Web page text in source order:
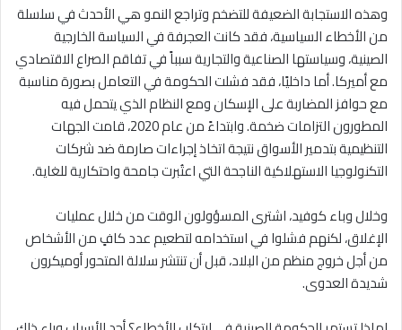
وهذه الاستجابة الضعيفة للتضخم وتراجع النمو هي الأحدث في سلسلة
من الأخطاء السياسية، فقد كانت العجرفة في السياسة الخارجية
الصينية، وسياستها الصناعية والتجارية سبباً في تفاقم الصراع الاقتصادي
مع أميركا. أما داخليًا، فقد فشلت الحكومة في التعامل بصورة مناسبة
مع حوافز المضاربة على الإسكان ومع النظام الذي يتحمل فيه
المطورون التزامات ضخمة. وابتداءً من عام 2020، قامت الجهات
التنظيمية بتدمير الأسواق نتيجة اتخاذ إجراءات صارمة ضد شركات
التكنولوجيا الاستهلاكية الناجحة التي اعتُبرت جامحة واحتكارية للغاية.
وخلال وباء كوفيد، اشترى المسؤولون الوقت من خلال عمليات
الإغلاق، لكنهم فشلوا في استخدامه لتطعيم عدد كافٍ من الأشخاص
من أجل خروج منظم من البلاد، قبل أن تنتشر سلالة المتحور أوميكرون
شديدة العدوى.